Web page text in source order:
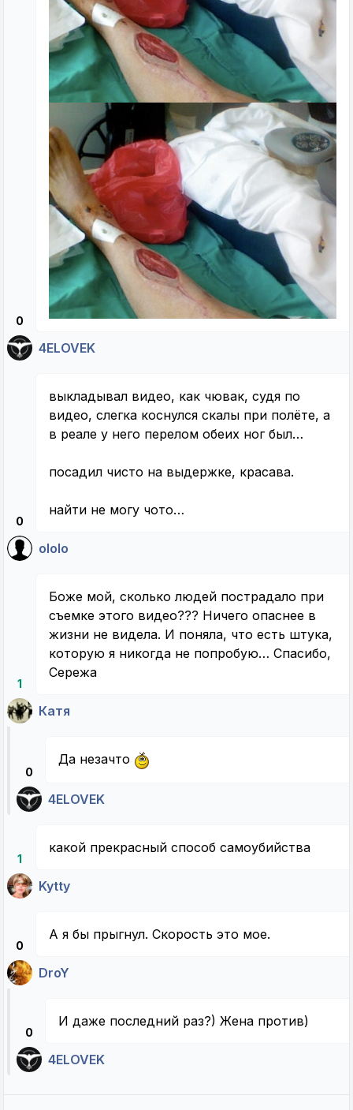
0
4ELOVEK
0
выкладывал видео, как чювак, судя по
видео, слегка коснулся скалы при полёте, а
в реале у него перелом обеих ног был…
посадил чисто на выдержке, красава.
найти не могу чото…
ololo
1
Боже мой, сколько людей пострадало при
съемке этого видео??? Ничего опаснее в
жизни не видела. И поняла, что есть штука,
которую я никогда не попробую… Спасибо,
Сережа
Катя
0
Да незачто
4ELOVEK
1
какой прекрасный способ самоубийства
Kytty
0
А я бы прыгнул. Скорость это мое.
DroY
0
И даже последний раз?) Жена против)
4ELOVEK